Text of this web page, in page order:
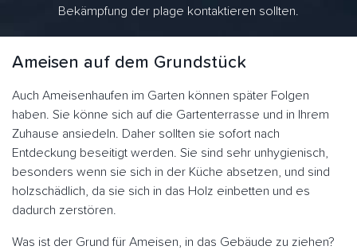
Bekämpfung der plage kontaktieren sollten.
Ameisen auf dem Grundstück
Auch Ameisenhaufen im Garten können später Folgen
haben. Sie könne sich auf die Gartenterrasse und in Ihrem
Zuhause ansiedeln. Daher sollten sie sofort nach
Entdeckung beseitigt werden. Sie sind sehr unhygienisch,
besonders wenn sie sich in der Küche absetzen, und sind
holzschädlich, da sie sich in das Holz einbetten und es
dadurch zerstören.
Was ist der Grund für Ameisen, in das Gebäude zu ziehen?